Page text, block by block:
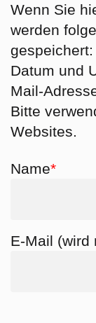
Wenn Sie
werden
Datum und
Mail-
Bitte
Websites.
Pflichtfeld
Name*
Pflichtfeld
E-Mail (wird